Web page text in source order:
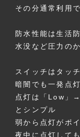
その分通常利用
防水性能は生活防
水没など圧力の
スイッチはタッ
暗闇でも一発点
点灯は「Low」
とシンプル
弱から点灯がポ
夜中に点灯して